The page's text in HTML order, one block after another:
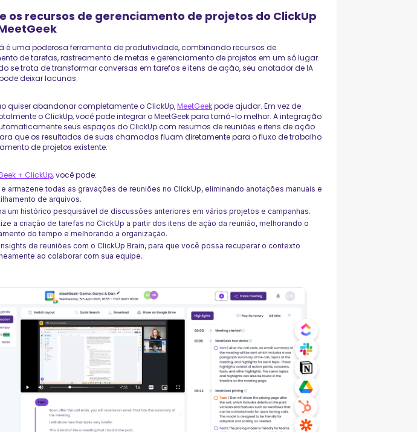
os recursos de gerenciamento de projetos do ClickUp
é uma poderosa ferramenta de produtividade, combinando recursos de
de tarefas, rastreamento de metas e gerenciamento de projetos em um só lugar.
se trata de transformar conversas em tarefas e itens de ação, seu anotador de IA
deixar lacunas.
quiser abandonar completamente o ClickUp,MeetGeekpode ajudar. Em vez de
o ClickUp, você pode integrar o MeetGeek para torná-lo melhor. A integração
seus espaços do ClickUp com resumos de reuniões e itens de ação
que os resultados de suas chamadas fluam diretamente para o fluxo de trabalho
de projetos existente.
+ ClickUp, você pode:
e armazene todas as gravações de reuniões no ClickUp, eliminando anotações manuais e
de arquivos.
um histórico pesquisável de discussões anteriores em vários projetos e campanhas.
a criação de tarefas no ClickUp a partir dos itens de ação da reunião, melhorando o
do tempo e melhorando a organização.
de reuniões com o ClickUp Brain, para que você possa recuperar o contexto
ao colaborar com sua equipe.